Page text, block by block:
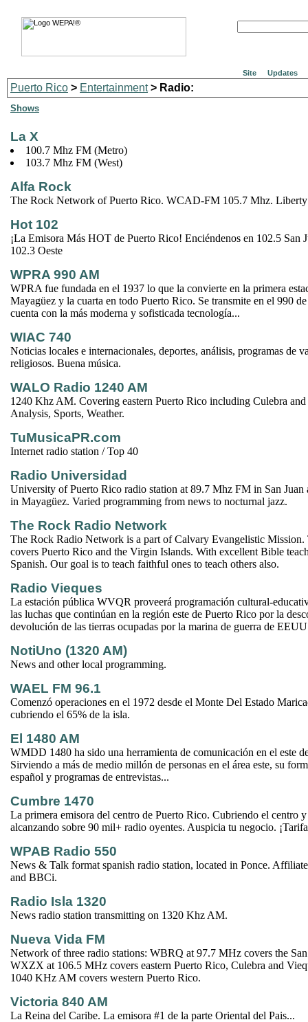
Site Updates
Puerto Rico > Entertainment> Radio:
Shows
La X
100.7 Mhz FM (Metro)
103.7 Mhz FM (West)
Alfa Rock
The Rock Network of Puerto Rico. WCAD-FM 105.7 Mhz. Liberty
Hot 102
¡La Emisora Más HOT de Puerto Rico! Enciéndenos en 102.5 San
102.3 Oeste
WPRA 990 AM
WPRA fue fundada en el 1937 lo que la convierte en la primera
Mayagüez y la cuarta en todo Puerto Rico. Se transmite en el 990
cuenta con la más moderna y sofisticada tecnología...
WIAC 740
Noticias locales e internacionales, deportes, análisis, programas de
religiosos. Buena música.
WALO Radio 1240 AM
1240 Khz AM. Covering eastern Puerto Rico including Culebra
Analysis, Sports, Weather.
TuMusicaPR.com
Internet radio station / Top 40
Radio Universidad
University of Puerto Rico radio station at 89.7 Mhz FM in San
in Mayagüez. Varied programming from news to nocturnal jazz.
The Rock Radio Network
The Rock Radio Network is a part of Calvary Evangelistic
covers Puerto Rico and the Virgin Islands. With excellent Bible
Spanish. Our goal is to teach faithful ones to teach others also.
Radio Vieques
La estación pública WVQR proveerá programación cultural-
las luchas que continúan en la región este de Puerto Rico por la
devolución de las tierras ocupadas por la marina de guerra de
NotiUno (1320 AM)
News and other local programming.
WAEL FM 96.1
Comenzó operaciones en el 1972 desde el Monte Del Estado
cubriendo el 65% de la isla.
El 1480 AM
WMDD 1480 ha sido una herramienta de comunicación en el este
Sirviendo a más de medio millón de personas en el área este, su
español y programas de entrevistas...
Cumbre 1470
La primera emisora del centro de Puerto Rico. Cubriendo el centro
alcanzando sobre 90 mil+ radio oyentes. Auspicia tu negocio.
WPAB Radio 550
News & Talk format spanish radio station, located in Ponce.
and BBCi.
Radio Isla 1320
News radio station transmitting on 1320 Khz AM.
Nueva Vida FM
Network of three radio stations: WBRQ at 97.7 MHz covers the
WXZX at 106.5 MHz covers eastern Puerto Rico, Culebra and
1040 KHz AM covers western Puerto Rico.
Victoria 840 AM
La Reina del Caribe. La emisora #1 de la parte Oriental del Pais...